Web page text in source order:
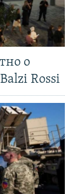
о
Rossi